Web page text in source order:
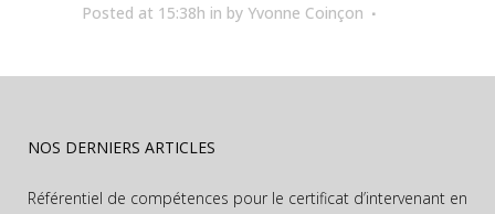
Posted at 15:38h in by Yvonne Coinçon
NOS DERNIERS ARTICLES
Référentiel de compétences pour le certificat d’intervenant en